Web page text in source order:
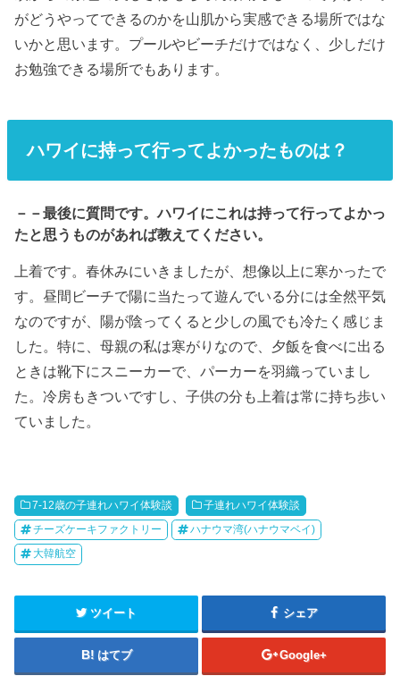
がどうやってできるのかを山肌から実感できる場所ではな
いかと思います。プールやビーチだけではなく、少しだけ
お勉強できる場所でもあります。
ハワイに持って行ってよかったものは？
－－最後に質問です。ハワイにこれは持って行ってよかっ
たと思うものがあれば教えてください。
上着です。春休みにいきましたが、想像以上に寒かったで
す。昼間ビーチで陽に当たって遊んでいる分には全然平気
なのですが、陽が陰ってくると少しの風でも冷たく感じま
した。特に、母親の私は寒がりなので、夕飯を食べに出る
ときは靴下にスニーカーで、パーカーを羽織っていまし
た。冷房もきついですし、子供の分も上着は常に持ち歩い
ていました。
7-12歳の子連れハワイ体験談
子連れハワイ体験談
チーズケーキファクトリー
ハナウマ湾(ハナウマベイ)
大韓航空
ツイート シェア
はてブ Google+